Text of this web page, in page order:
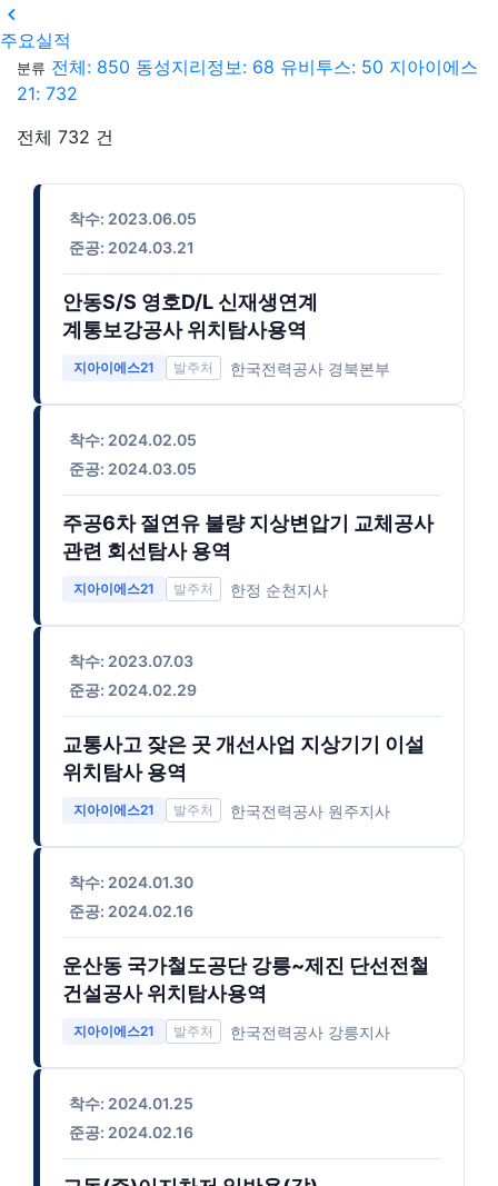

주요실적
분류 전체: 850 동성지리정보: 68 유비투스: 50 지아이에스
21: 732
전체 732 건
착수: 2023.06.05
준공: 2024.03.21
안동S/S 영호D/L 신재생연계
계통보강공사 위치탐사용역
지아이에스21 한국전력공사 경북본부
착수: 2024.02.05
준공: 2024.03.05
주공6차 절연유 불량 지상변압기 교체공사
관련 회선탐사 용역
지아이에스21 한정 순천지사
착수: 2023.07.03
준공: 2024.02.29
교통사고 잦은 곳 개선사업 지상기기 이설
위치탐사 용역
지아이에스21 한국전력공사 원주지사
착수: 2024.01.30
준공: 2024.02.16
운산동 국가철도공단 강릉~제진 단선전철
건설공사 위치탐사용역
지아이에스21 한국전력공사 강릉지사
착수: 2024.01.25
준공: 2024.02.16